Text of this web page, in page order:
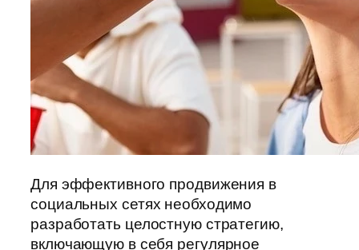
Для эффективного продвижения в
социальных сетях необходимо
разработать целостную стратегию,
включающую в себя регулярное